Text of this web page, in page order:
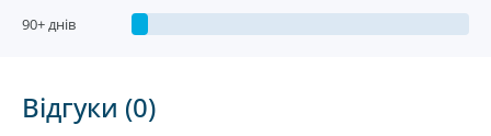
90+ днів
Відгуки (0)